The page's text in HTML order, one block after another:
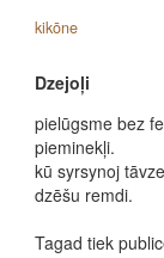
kikōne
Dzejoļi
pielūgsme bez
pieminekļi.
kū syrsynoj
dzēšu remdi.
Tagad tiek